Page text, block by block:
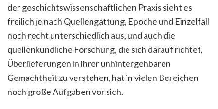
der geschichtswissenschaftlichen Praxis sieht es
freilich je nach Quellengattung, Epoche und Einzelfall
noch recht unterschiedlich aus, und auch die
quellenkundliche Forschung, die sich darauf richtet,
Überlieferungen in ihrer unhintergehbaren
Gemachtheit zu verstehen, hat in vielen Bereichen
noch große Aufgaben vor sich.